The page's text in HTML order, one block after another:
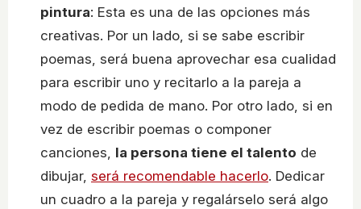
pintura: Esta es una de las opciones más
creativas. Por un lado, si se sabe escribir
poemas, será buena aprovechar esa cualidad
para escribir uno y recitarlo a la pareja a
modo de pedida de mano. Por otro lado, si en
vez de escribir poemas o componer
canciones, la persona tiene el talento de
dibujar, será recomendable hacerlo. Dedicar
un cuadro a la pareja y regalárselo será algo